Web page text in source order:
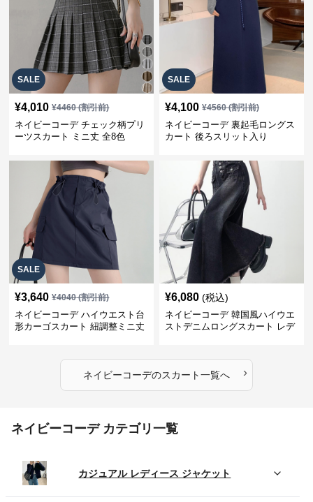
SALE
¥4,010 ¥4460(割引前)
ネイビーコーデ チェック柄プリ
ーツスカート ミニ丈 全8色
SALE
¥4,100 ¥4560(割引前)
ネイビーコーデ 裏起毛ロングス
カート 後ろスリット入り
SALE
¥3,640 ¥4040(割引前)
ネイビーコーデ ハイウエスト台
形カーゴスカート 紐調整ミニ丈
¥6,080 (税込)
ネイビーコーデ 韓国風ハイウエ
ストデニムロングスカート レデ
ネイビーコーデのスカート一覧へ ›
ネイビーコーデ カテゴリ一覧
カジュアル レディース ジャケット